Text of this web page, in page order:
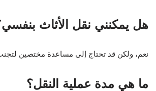
هل يمكنني نقل الأثاث
نعم، ولكن قد تحتاج إلى مساعدة مختصين
ما هي مدة عملية النقل؟